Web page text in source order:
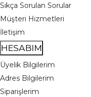
Sıkça Sorulan Sorular
Müşteri Hizmetleri
İletişim
HESABIM
Üyelik Bilgilerim
Adres Bilgilerim
Siparişlerim